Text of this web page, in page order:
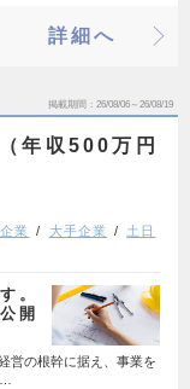
詳細へ
掲載期間 26/08/06～26/08/19
年収500万円
企業 大手企業
土日
。
開
営の根幹に据え、事業を